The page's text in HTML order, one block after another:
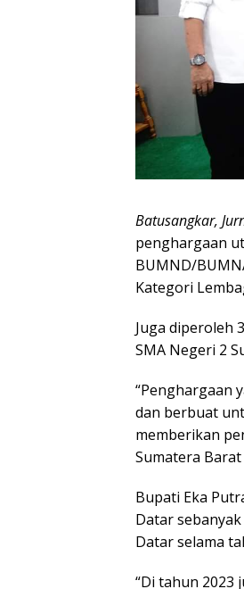
Batusangkar,
penghargaan
BUMND/
Kategori
Juga diperoleh
SMA Negeri 2
“Penghargaan
dan berbuat
memberikan
Sumatera
Bupati Eka
Datar
Datar selama
“Di tahun 2023